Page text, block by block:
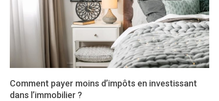
Comment payer moins d’impôts en investissant
dans l’immobilier ?